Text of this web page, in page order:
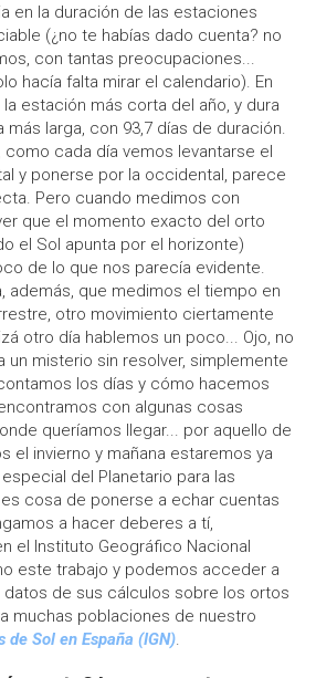
en la duración de las estaciones
(¿no te habías dado cuenta? no
con tantas preocupaciones...
hacía falta mirar el calendario). En
estación más corta del año, y dura
más larga, con 93,7 días de duración.
como cada día vemos levantarse el
y ponerse por la occidental, parece
Pero cuando medimos con
que el momento exacto del orto
el Sol apunta por el horizonte)
de lo que nos parecía evidente.
además, que medimos el tiempo en
otro movimiento ciertamente
otro día hablemos un poco... Ojo, no
misterio sin resolver, simplemente
los días y cómo hacemos
con algunas cosas
queríamos llegar... por aquello de
el invierno y mañana estaremos ya
del Planetario para las
cosa de ponerse a echar cuentas
a hacer deberes a tí,
el Instituto Geográfico Nacional
este trabajo y podemos acceder a
datos de sus cálculos sobre los ortos
muchas poblaciones de nuestro
de Sol en España (IGN).